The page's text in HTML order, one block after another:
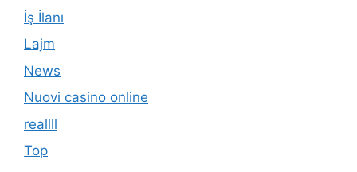
İş İlanı
Lajm
News
Nuovi casino online
reallll
Top